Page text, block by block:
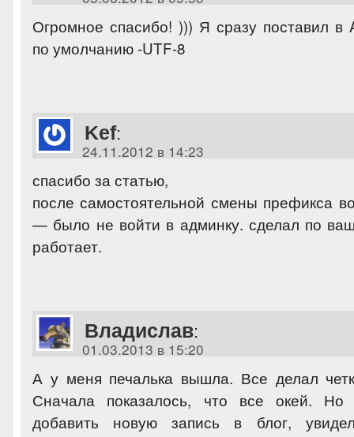
Огромное спасибо! ))) Я сразу поставил в
по умолчанию -UTF-8
Kef:
24.11.2012 в 14:23
спасибо за статью,
после самостоятельной смены префикса
— было не войти в админку. сделал по
работает.
Владислав:
01.03.2013 в 15:20
А у меня печалька вышла. Все делал
Сначала показалось, что все окей. Но
добавить новую запись в блог,